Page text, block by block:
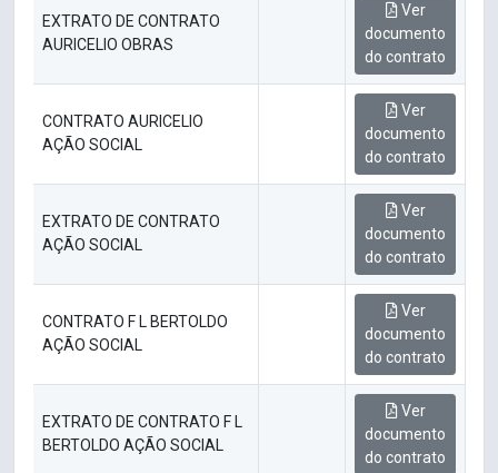
EXTRATO DE CONTRATO
AURICELIO OBRAS
Ver
documento
do contrato
CONTRATO AURICELIO
AÇÃO SOCIAL
Ver
documento
do contrato
EXTRATO DE CONTRATO
AÇÃO SOCIAL
Ver
documento
do contrato
CONTRATO F L BERTOLDO
AÇÃO SOCIAL
Ver
documento
do contrato
EXTRATO DE CONTRATO F L
BERTOLDO AÇÃO SOCIAL
Ver
documento
do contrato